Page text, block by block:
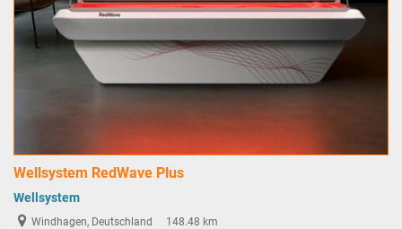
Wellsystem RedWave Plus
Wellsystem
Windhagen, Deutschland 148.48 km